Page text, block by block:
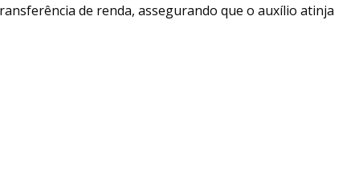
de renda, assegurando que o auxílio atinja